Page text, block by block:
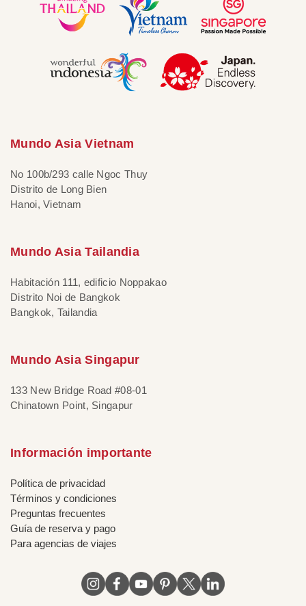
Mundo Asia Vietnam
No 100b/293 calle Ngoc Thuy
Distrito de Long Bien
Hanoi, Vietnam
Mundo Asia Tailandia
Habitación 111, edificio Noppakao
Distrito Noi de Bangkok
Bangkok, Tailandia
Mundo Asia Singapur
133 New Bridge Road #08-01
Chinatown Point, Singapur
Información importante
Política de privacidad
Términos y condiciones
Preguntas frecuentes
Guía de reserva y pago
Para agencias de viajes